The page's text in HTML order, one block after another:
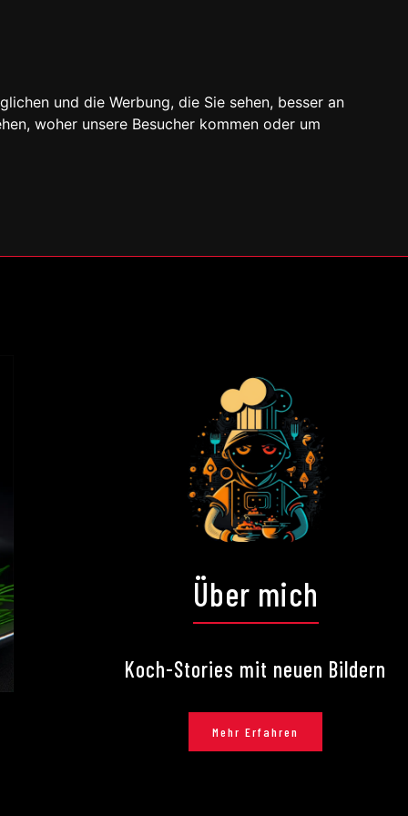
und die Werbung, die Sie sehen, besser an
woher unsere Besucher kommen oder um
Über mich
Koch-Stories mit neuen Bildern
Mehr Erfahren